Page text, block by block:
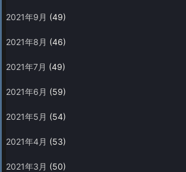
2021年9月 (49)
2021年8月 (46)
2021年7月 (49)
2021年6月 (59)
2021年5月 (54)
2021年4月 (53)
2021年3月 (50)